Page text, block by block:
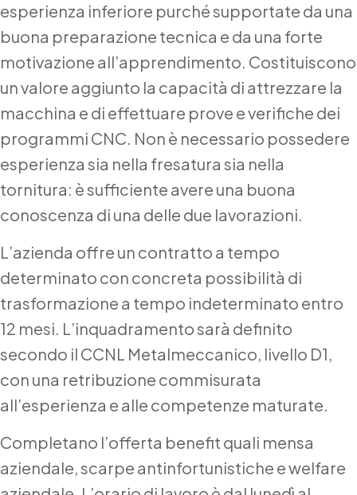
esperienza inferiore purché supportate da una
buona preparazione tecnica e da una forte
motivazione all’apprendimento. Costituiscono
un valore aggiunto la capacità di attrezzare la
macchina e di effettuare prove e verifiche dei
programmi CNC. Non è necessario possedere
esperienza sia nella fresatura sia nella
tornitura: è sufficiente avere una buona
conoscenza di una delle due lavorazioni.
L’azienda offre un contratto a tempo
determinato con concreta possibilità di
trasformazione a tempo indeterminato entro
12 mesi. L’inquadramento sarà definito
secondo il CCNL Metalmeccanico, livello D1,
con una retribuzione commisurata
all’esperienza e alle competenze maturate.
Completano l’offerta benefit quali mensa
aziendale, scarpe antinfortunistiche e welfare